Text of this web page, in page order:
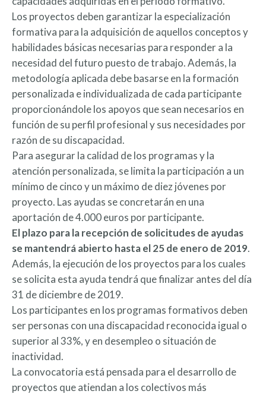
Los proyectos deben garantizar la especialización
formativa para la adquisición de aquellos conceptos y
habilidades básicas necesarias para responder a la
necesidad del futuro puesto de trabajo. Además, la
metodología aplicada debe basarse en la formación
personalizada e individualizada de cada participante
proporcionándole los apoyos que sean necesarios en
función de su perfil profesional y sus necesidades por
razón de su discapacidad.
Para asegurar la calidad de los programas y la
atención personalizada, se limita la participación a un
mínimo de cinco y un máximo de diez jóvenes por
proyecto. Las ayudas se concretarán en una
aportación de 4.000 euros por participante.
El plazo para la recepción de solicitudes de ayudas
se mantendrá abierto hasta el 25 de enero de 2019.
Además, la ejecución de los proyectos para los cuales
se solicita esta ayuda tendrá que finalizar antes del día
31 de diciembre de 2019.
Los participantes en los programas formativos deben
ser personas con una discapacidad reconocida igual o
superior al 33%, y en desempleo o situación de
inactividad.
La convocatoria está pensada para el desarrollo de
proyectos que atiendan a los colectivos más